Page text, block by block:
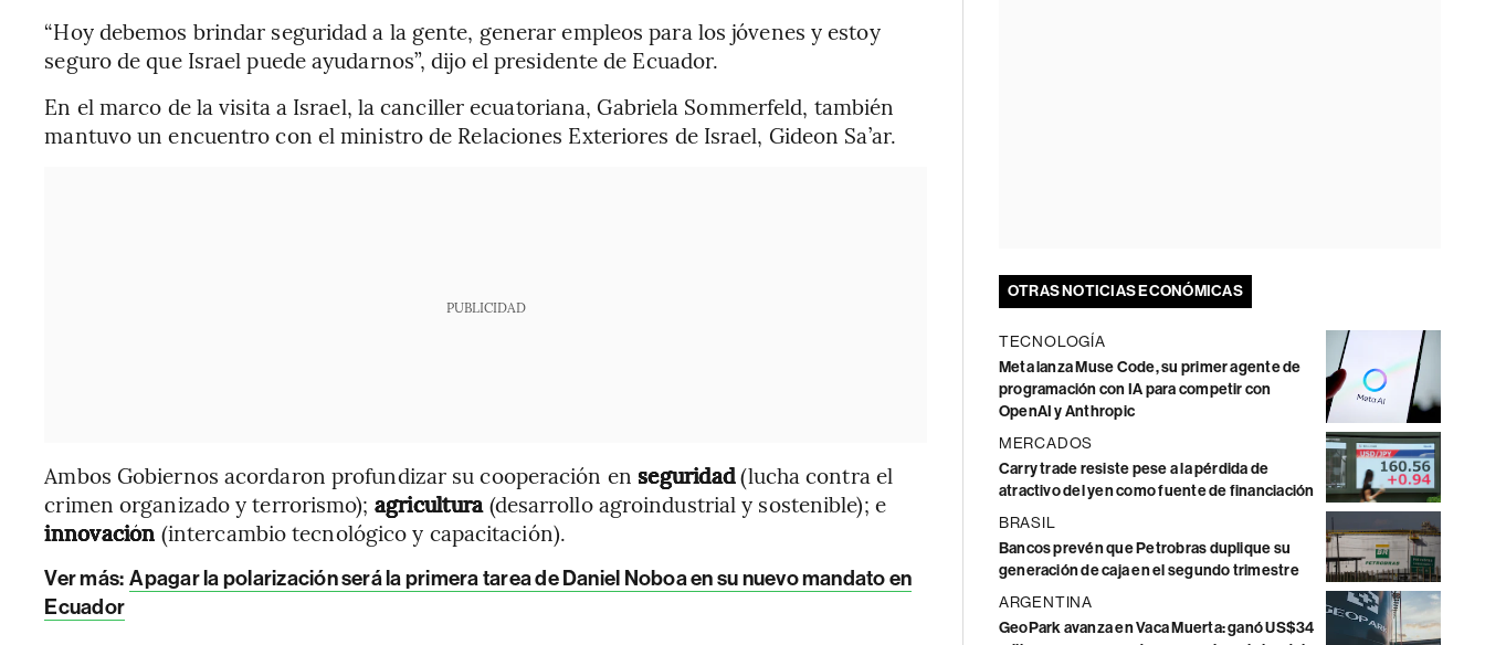
“Hoy debemos brindar seguridad a la gente, generar empleos para los jóvenes y estoy
seguro de que Israel puede ayudarnos”, dijo el presidente de Ecuador.
En el marco de la visita a Israel, la canciller ecuatoriana, Gabriela Sommerfeld, también
mantuvo un encuentro con el ministro de Relaciones Exteriores de Israel, Gideon Sa’ar.
PUBLICIDAD
Ambos Gobiernos acordaron profundizar su cooperación en seguridad(lucha contra el
crimen organizado y terrorismo); agricultura(desarrollo agroindustrial y sostenible); e
innovación (intercambio tecnológico y capacitación).
Ver más: Apagar la polarización será la primera tarea de Daniel Noboa en su nuevo mandato en
Ecuador
OTRAS NOTICIAS ECONÓMICAS
TECNOLOGÍA
Meta lanza Muse Code, su primer agente de
programación con IA para competir con
OpenAI y Anthropic
MERCADOS
Carry trade resiste pese a la pérdida de
atractivo del yen como fuente de financiación
BRASIL
Bancos prevén que Petrobras duplique su
generación de caja en el segundo trimestre
ARGENTINA
GeoPark avanza en Vaca Muerta: ganó US$34